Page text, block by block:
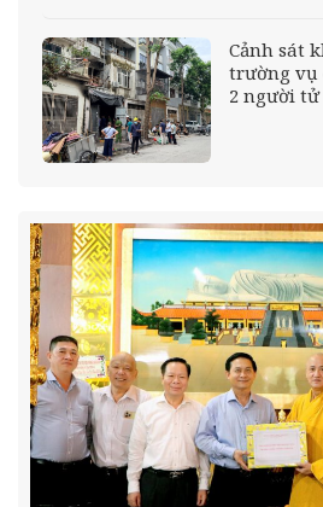
Cảnh sát
trường vụ
2 người tử